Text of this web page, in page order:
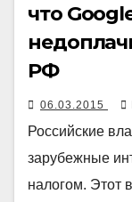
что
РФ
06.03.2015
Российские
зарубежные
налогом. Этот